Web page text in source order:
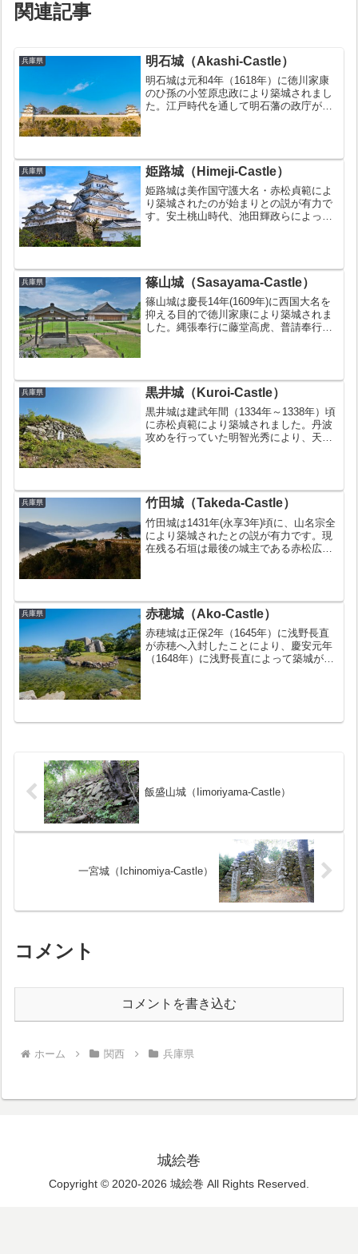
関連記事
兵庫県 明石城（Akashi-Castle）
明石城は元和4年（1618年）に徳川家康
のひ孫の小笠原忠政により築城されまし
た。江戸時代を通して明石藩の政庁が置
100名城の１つに数え...
兵庫県 姫路城（Himeji-Castle）
姫路城は美作国守護大名・赤松貞範によ
り築城されたのが始まりとの説が有力で
す。安土桃山時代、池田輝政らによって
存12天守の１つで、昭和...
兵庫県 篠山城（Sasayama-Castle）
篠山城は慶長14年(1609年)に西国大名を
抑える目的で徳川家康により築城されま
した。縄張奉行に藤堂高虎、普請奉行に
和19年(1944...
兵庫県 黒井城（Kuroi-Castle）
黒井城は建武年間（1334年～1338年）頃
に赤松貞範により築城されました。丹波
攻めを行っていた明智光秀により、天正7
井城（くろい...
兵庫県 竹田城（Takeda-Castle）
竹田城は1431年(永享3年)頃に、山名宗全
により築城されたとの説が有力です。現
在残る石垣は最後の城主である赤松広秀
数えられ...
兵庫県 赤穂城（Ako-Castle）
赤穂城は正保2年（1645年）に浅野長直
が赤穂へ入封したことにより、慶安元年
（1648年）に浅野長直によって築城が開
飯盛山城（Iimoriyama-Castle）
一宮城（Ichinomiya-Castle）
コメント
コメントを書き込む
ホーム 関西 兵庫県
城絵巻
Copyright © 2020-2026 城絵巻 All Rights Reserved.